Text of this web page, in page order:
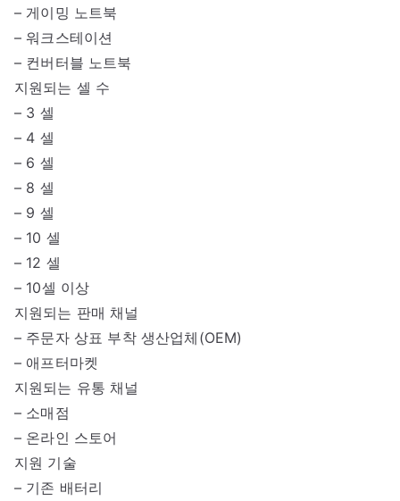
– 게이밍 노트북
– 워크스테이션
– 컨버터블 노트북
지원되는 셀 수
– 3 셀
– 4 셀
– 6 셀
– 8 셀
– 9 셀
– 10 셀
– 12 셀
– 10셀 이상
지원되는 판매 채널
– 주문자 상표 부착 생산업체(OEM)
– 애프터마켓
지원되는 유통 채널
– 소매점
– 온라인 스토어
지원 기술
– 기존 배터리